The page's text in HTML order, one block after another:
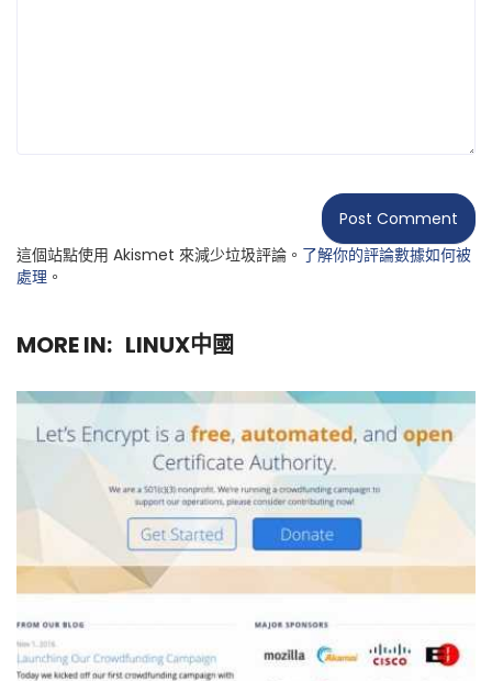
這個站點使用 Akismet 來減少垃圾評論。 了解你的評論數據如何被
處理 。
MORE IN: LINUX中國